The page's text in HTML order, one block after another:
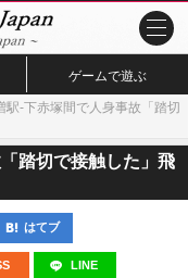
ゲームで遊ぶ
駅-下赤塚間で人身事故「踏切
踏切で接触した」飛
はてブ
LINE